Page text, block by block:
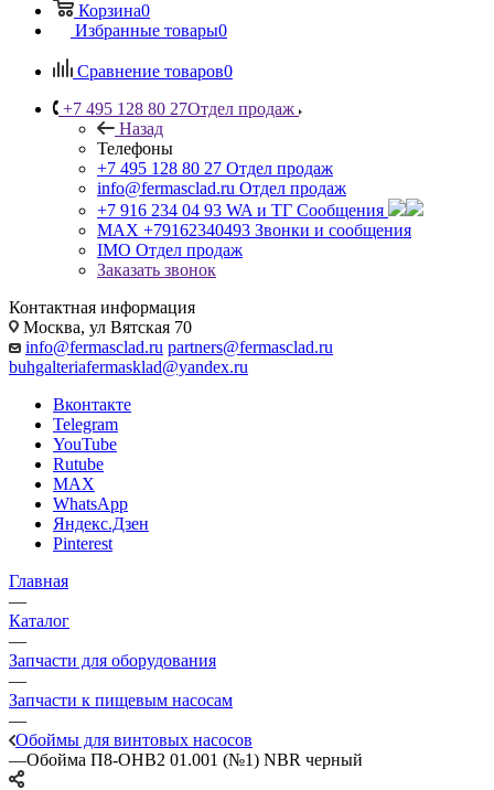
Корзина0
Избранные товары0
Сравнение товаров0
+7 495 128 80 27Отдел продаж
Назад
Телефоны
+7 495 128 80 27 Отдел продаж
info@fermasclad.ru Отдел продаж
+7 916 234 04 93 WA и ТГ Сообщения
MAX +79162340493 Звонки и сообщения
IMO Отдел продаж
Заказать звонок
Контактная информация
Москва, ул Вятская 70
info@fermasclad.ru partners@fermasclad.ru
buhgalteriafermasklad@yandex.ru
Вконтакте
Telegram
YouTube
Rutube
MAX
WhatsApp
Яндекс.Дзен
Pinterest
Главная
—
Каталог
—
Запчасти для оборудования
—
Запчасти к пищевым насосам
—
Обоймы для винтовых насосов
—Обойма П8-ОНВ2 01.001 (№1) NBR черный